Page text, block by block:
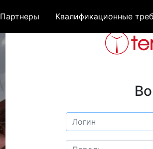
Партнеры Квалификационные